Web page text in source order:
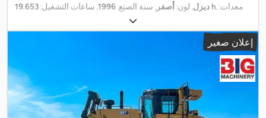
ديزل, لون: أصفر , سنة الصنع:1996, ساعات التشغيل: 19.653 h , معدات:
إعلان صغير